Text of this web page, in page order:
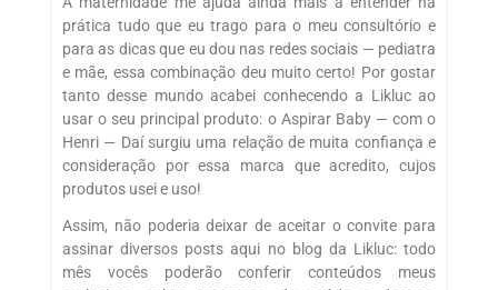
prática tudo que eu trago para o meu consultório e
para as dicas que eu dou nas redes sociais — pediatra
e mãe, essa combinação deu muito certo! Por gostar
tanto desse mundo acabei conhecendo a Likluc ao
usar o seu principal produto: o Aspirar Baby — com o
Henri — Daí surgiu uma relação de muita confiança e
consideração por essa marca que acredito, cujos
produtos usei e uso!
Assim, não poderia deixar de aceitar o convite para
assinar diversos posts aqui no blog da Likluc: todo
mês vocês poderão conferir conteúdos meus